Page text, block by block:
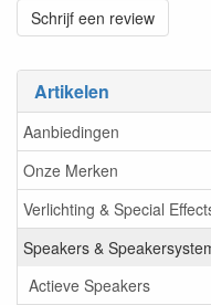
Artikelen
Aanbiedingen
Onze Merken
Verlichting & Special
Speakers &
Actieve Speakers
Schrijf een review